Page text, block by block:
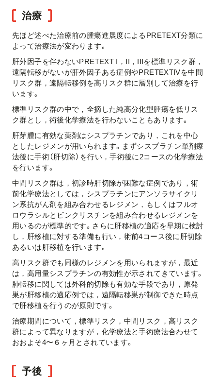
治療
先ほど述べた治療前の腫瘍進展度によるPRETEXT分類に
よって治療法が変わります。
肝外因子を伴わないPRETEXT I，II，IIIを標準リスク群，
遠隔転移がないが肝外因子ある症例やPRETEXTIVを中間
リスク群，遠隔転移例を高リスク群に層別して治療を行
います。
標準リスク群の中で，全摘した純高分化型腫瘍を低リス
ク群とし，術後化学療法を行わないこともあります。
肝芽腫に有効な薬剤はシスプラチンであり，これを中心
としたレジメンが用いられます。まずシスプラチン単剤療
法後に手術（肝切除）を行い，手術後に2コースの化学療法
を行います。
中間リスク群は，初診時肝切除が困難な症例であり，術
前化学療法としては，シスプラチンにアンソラサイクリ
ン系抗がん剤を組み合わせるレジメン，もしくはフルオ
ロウラシルとビンクリスチンを組み合わせるレジメンを
用いるのが標準的です。さらに肝移植の適応を早期に検討
し，肝移植に対する準備も行い，術前4コース後に肝切除
あるいは肝移植を行います。
高リスク群でも同様のレジメンを用いられますが，最近
は，高用量シスプラチンの有効性が示されてきています。
肺転移に関しては外科的切除も有効な手段であり，原発
巣が肝移植の適応例では，遠隔転移巣が制御できた時点
で肝移植を行うのが原則です。
治療期間について，標準リスク，中間リスク，高リスク
群によって異なりますが，化学療法と手術療法合わせて
おおよそ4〜６ヶ月とされています。
予後